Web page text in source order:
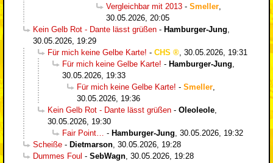
Vergleichbar mit 2013 - Smeller
30.05.2026, 20:05
Kein Gelb Rot - Dante lässt grüßen - Hamburger-Jung
30.05.2026, 19:29
Für mich keine Gelbe Karte! - CHS
30.05.2026, 19:31
Für mich keine Gelbe Karte! - Hamburger-Jung
30.05.2026, 19:33
Für mich keine Gelbe Karte! - Smeller
30.05.2026, 19:36
Kein Gelb Rot - Dante lässt grüßen - Oleoleole
30.05.2026, 19:30
Fair Point…
- Hamburger-Jung 30.05.2026, 19:32
Scheiße - Dietmarson 30.05.2026, 19:28
Dummes Foul - SebWagn 30.05.2026, 19:28